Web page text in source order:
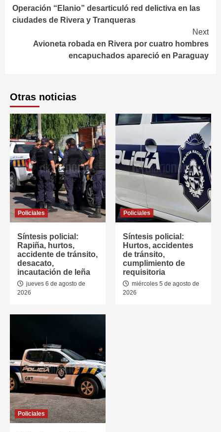
Reading
Operación “Elanio” desarticuló red delictiva en las
ciudades de Rivera y Tranqueras
Next
Avioneta robada en Rivera por cuatro hombres
encapuchados apareció en Paraguay
Otras noticias
Policiales
Síntesis policial:
Rapiña, hurtos,
accidente de tránsito,
desacato,
incautación de leña
jueves 6 de agosto de
2026
Policiales
Síntesis policial:
Hurtos, accidentes
de tránsito,
cumplimiento de
requisitoria
miércoles 5 de agosto de
2026
Policiales